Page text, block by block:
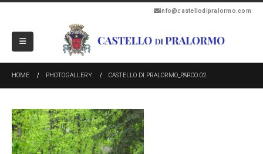
info@castellodipralormo.com
HOME PHOTOGALLERY CASTELLO DI PRALORMO_PARCO 02